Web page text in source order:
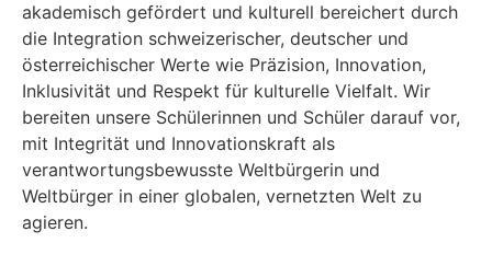
akademisch gefördert und kulturell bereichert durch
die Integration schweizerischer, deutscher und
österreichischer Werte wie Präzision, Innovation,
Inklusivität und Respekt für kulturelle Vielfalt. Wir
bereiten unsere Schülerinnen und Schüler darauf vor,
mit Integrität und Innovationskraft als
verantwortungsbewusste Weltbürgerin und
Weltbürger in einer globalen, vernetzten Welt zu
agieren.